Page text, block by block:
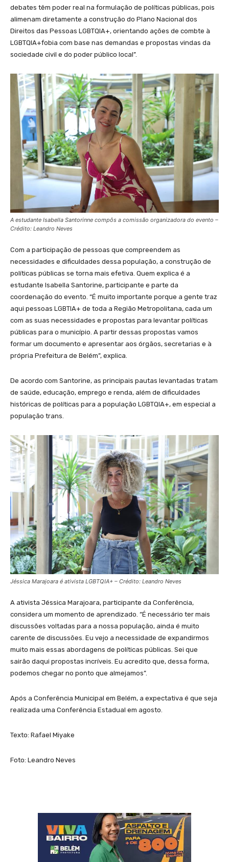
debates têm poder real na formulação de políticas públicas, pois
alimenam diretamente a construção do Plano Nacional dos
Direitos das Pessoas LGBTQIA+, orientando ações de combte à
LGBTQIA+fobia com base nas demandas e propostas vindas da
sociedade civil e do poder público local”.
A estudante Isabella Santorinne compôs a comissão organizadora do evento –
Crédito: Leandro Neves
Com a participação de pessoas que compreendem as
necessidades e dificuldades dessa população, a construção de
políticas públicas se torna mais efetiva. Quem explica é a
estudante Isabella Santorine, participante e parte da
coordenação do evento. “É muito importante porque a gente traz
aqui pessoas LGBTIA+ de toda a Região Metropolitana, cada um
com as suas necessidades e propostas para levantar políticas
públicas para o município. A partir dessas propostas vamos
formar um documento e apresentar aos órgãos, secretarias e à
própria Prefeitura de Belém”, explica.
De acordo com Santorine, as principais pautas levantadas tratam
de saúde, educação, emprego e renda, além de dificuldades
históricas de políticas para a população LGBTQIA+, em especial a
população trans.
Jéssica Marajoara é ativista LGBTQIA+ – Crédito: Leandro Neves
A ativista Jéssica Marajoara, participante da Conferência,
considera um momento de aprendizado. “É necessário ter mais
discussões voltadas para a nossa população, ainda é muito
carente de discussões. Eu vejo a necessidade de expandirmos
muito mais essas abordagens de políticas públicas. Sei que
sairão daqui propostas incríveis. Eu acredito que, dessa forma,
podemos chegar no ponto que almejamos”.
Após a Conferência Municipal em Belém, a expectativa é que seja
realizada uma Conferência Estadual em agosto.
Texto: Rafael Miyake
Foto: Leandro Neves